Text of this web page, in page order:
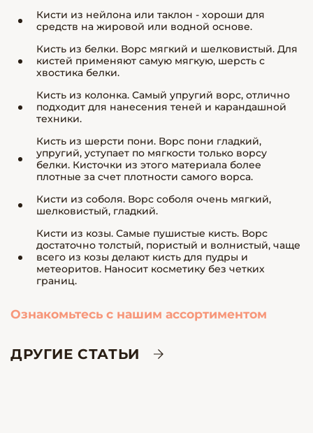
Кисти из нейлона или таклон - хороши для
средств на жировой или водной основе.
Кисть из белки. Ворс мягкий и шелковистый. Для
кистей применяют самую мягкую, шерсть с
хвостика белки.
Кисть из колонка. Самый упругий ворс, отлично
подходит для нанесения теней и карандашной
техники.
Кисть из шерсти пони. Ворс пони гладкий,
упругий, уступает по мягкости только ворсу
белки. Кисточки из этого материала более
плотные за счет плотности самого ворса.
Кисти из соболя. Ворс соболя очень мягкий,
шелковистый, гладкий.
Кисти из козы. Самые пушистые кисть. Ворс
достаточно толстый, пористый и волнистый, чаще
всего из козы делают кисть для пудры и
метеоритов. Наносит косметику без четких
границ.
Ознакомьтесь с нашим ассортиментом
ДРУГИЕ СТАТЬИ